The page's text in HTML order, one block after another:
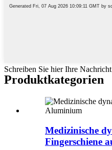
Schreiben Sie hier Ihre
Produktkategorien
Medizinische
Fingerschiene